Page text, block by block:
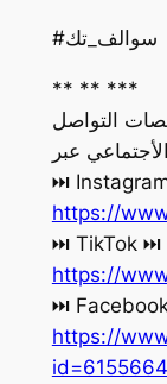
#سوالف_تك
** ** ***
التواصل
الأجتماعي عبر
‏⏭
https://
‏⏭ TikTok ⏭
https://
‏⏭
https://